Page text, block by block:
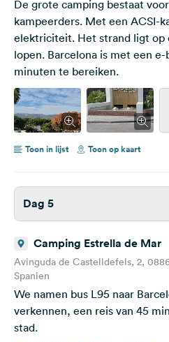
De grote camping bestaat
kampeerders. Met een ACSI-
elektriciteit. Het strand ligt op
lopen. Barcelona is met een
minuten te bereiken.
Toon in lijst Toon op kaart
Dag 5
Camping Estrella de Mar
Avinguda de Castelldefels, 2,
Spanien
We namen bus L95 naar
verkennen, een reis van 45
stad.